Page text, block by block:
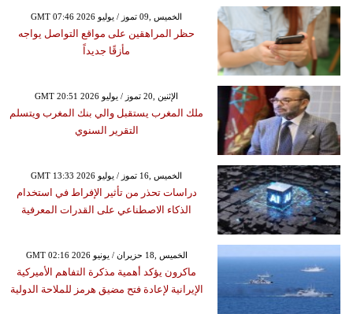
GMT 07:46 2026 الخميس ,09 تموز / يوليو
حظر المراهقين على مواقع التواصل يواجه
مأزقًا جديداً
GMT 20:51 2026 الإثنين ,20 تموز / يوليو
ملك المغرب يستقبل والي بنك المغرب ويتسلم
التقرير السنوي
GMT 13:33 2026 الخميس ,16 تموز / يوليو
دراسات تحذر من تأثير الإفراط في استخدام
الذكاء الاصطناعي على القدرات المعرفية
GMT 02:16 2026 الخميس ,18 حزيران / يونيو
ماكرون يؤكد أهمية مذكرة التفاهم الأميركية
الإيرانية لإعادة فتح مضيق هرمز للملاحة الدولية